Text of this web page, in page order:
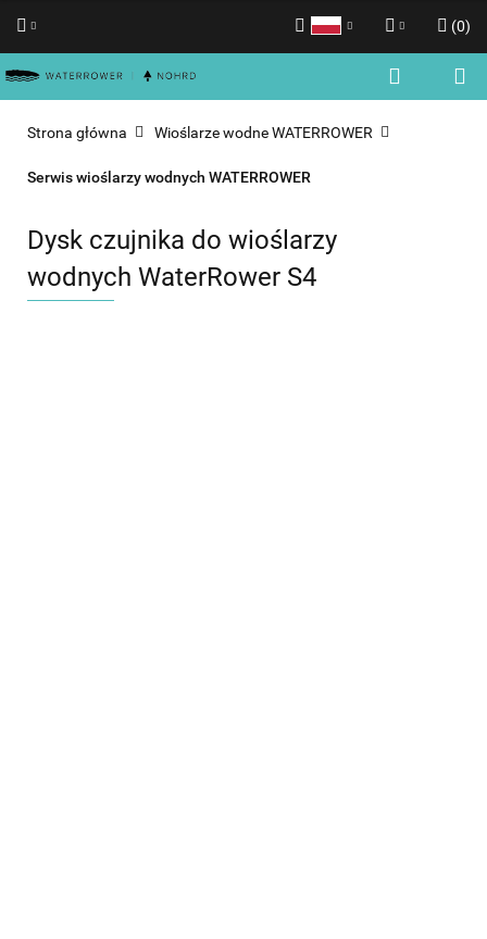
Zaloguj się
Zgody cookies
(0)
Strona główna Wioślarze wodne WATERROWER
Serwis wioślarzy wodnych WATERROWER
Dysk czujnika do wioślarzy
wodnych WaterRower S4